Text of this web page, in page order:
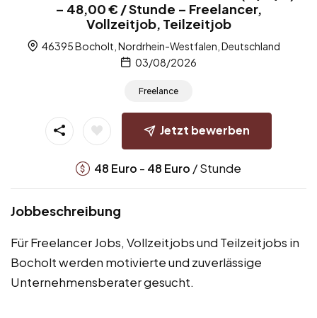
– 48,00 € / Stunde – Freelancer,
Vollzeitjob, Teilzeitjob
46395 Bocholt, Nordrhein-Westfalen, Deutschland
03/08/2026
Freelance
Jetzt bewerben
48 Euro - 48 Euro / Stunde
Jobbeschreibung
Für Freelancer Jobs, Vollzeitjobs und Teilzeitjobs in
Bocholt werden motivierte und zuverlässige
Unternehmensberater gesucht.